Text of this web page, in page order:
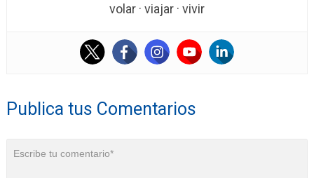
volar · viajar · vivir
Publica tus Comentarios